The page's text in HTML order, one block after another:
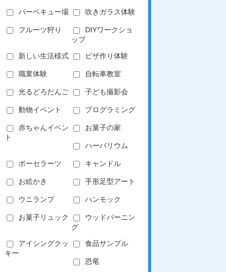
バーベキュー場 吹きガラス体験
フルーツ狩り
DIYワークショ
ップ
新しい生活様式 ピザ作り体験
職業体験 自転車教室
光るどろだんご 子ども撮影会
動物イベント プログラミング
赤ちゃんイベン
ト
お菓子の家
ハーバリウム
ポーセラーツ キャンドル
お絵かき 手形足型アート
ウニランプ ハンモック
お菓子リュック
ウッドバーニン
グ
アイシングクッ
キー
食品サンプル
恐竜